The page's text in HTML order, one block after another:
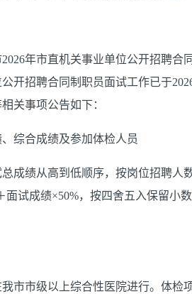
年市直机关事业单位公开招聘
开招聘合同制职员面试工作已于
关事项公告如下：
综合成绩及参加体检人员
成绩从高到低顺序，按岗位招聘人
面试成绩×50%，按四舍五入保留小
我市市级以上综合性医院进行。体